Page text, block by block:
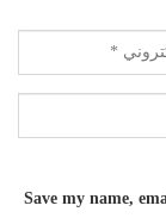
Save my name,